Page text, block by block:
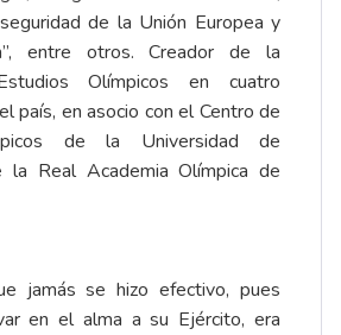
de la Unión Europea y
entre otros. Creador de la
Olímpicos en cuatro
país, en asocio con el Centro de
de la Universidad de
la Real Academia Olímpica de
jamás se hizo efectivo, pues
en el alma a su Ejército, era